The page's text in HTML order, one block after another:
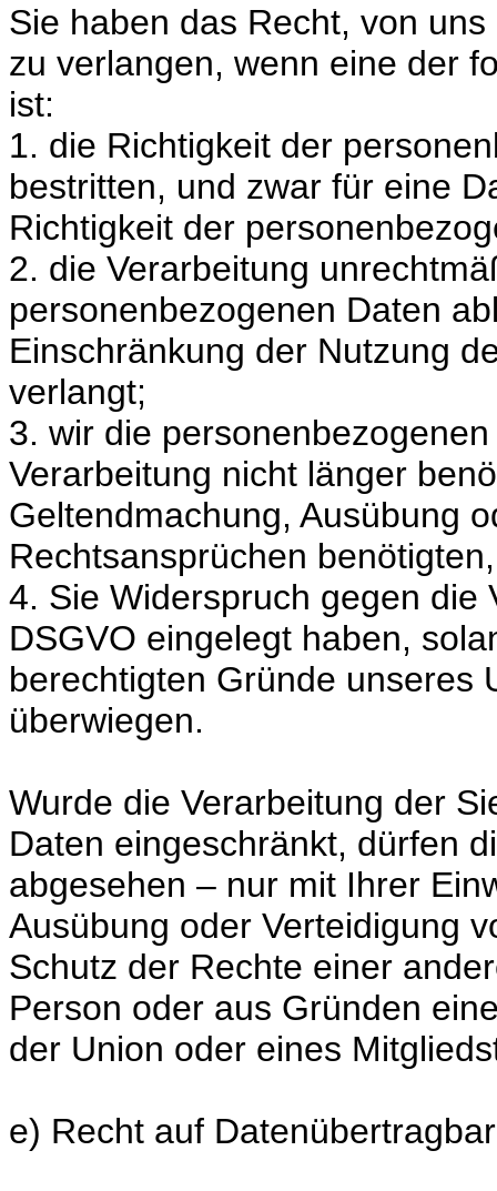
Sie haben das Recht, von
zu verlangen, wenn eine der
ist:
1. die Richtigkeit der
bestritten, und zwar für eine
Richtigkeit der
2. die Verarbeitung
personenbezogenen Daten
Einschränkung der Nutzung
verlangt;
3. wir die
Verarbeitung nicht länger
Geltendmachung, Ausübung
Rechtsansprüchen
4. Sie Widerspruch gegen die
DSGVO eingelegt haben,
berechtigten Gründe unseres
überwiegen.
Wurde die Verarbeitung der
Daten eingeschränkt, dürfen
abgesehen – nur mit Ihrer
Ausübung oder Verteidigung
Schutz der Rechte einer
Person oder aus Gründen
der Union oder eines
e) Recht auf